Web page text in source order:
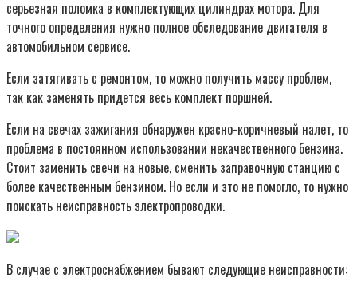
серьезная поломка в комплектующих цилиндрах мотора. Для
точного определения нужно полное обследование двигателя в
автомобильном сервисе.
Если затягивать с ремонтом, то можно получить массу проблем,
так как заменять придется весь комплект поршней.
Если на свечах зажигания обнаружен красно-коричневый налет, то
проблема в постоянном использовании некачественного бензина.
Стоит заменить свечи на новые, сменить заправочную станцию с
более качественным бензином. Но если и это не помогло, то нужно
поискать неисправность электропроводки.
В случае с электроснабжением бывают следующие неисправности: